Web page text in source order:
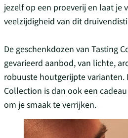
jezelf op een proeverij en laat je
veelzijdigheid van dit
De geschenkdozen van Tasting
gevarieerd aanbod, van lichte,
robuuste houtgerijpte varianten.
Collection is dan ook een
om je smaak te verrijken.